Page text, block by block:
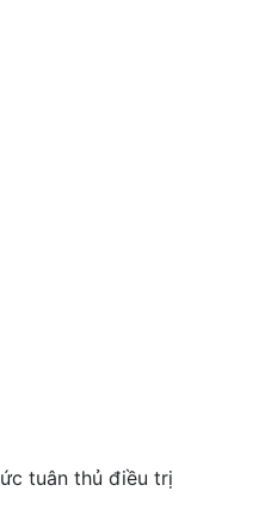
tuân thủ điều trị